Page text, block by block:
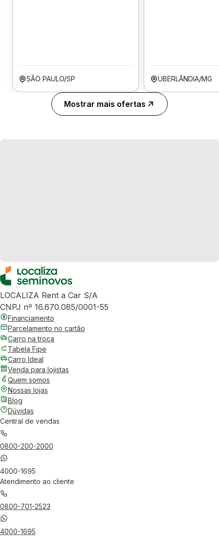
SÃO PAULO/SP UBERLÂNDIA/MG
Mostrar mais ofertas
LOCALIZA Rent a Car S/A
CNPJ nº 16.670.085/0001-55
Financiamento
Parcelamento no cartão
Carro na troca
Tabela Fipe
Carro Ideal
Venda para lojistas
Quem somos
Nossas lojas
Blog
Dúvidas
Central de vendas
0800-200-2000
4000-1695
Atendimento ao cliente
0800-701-2523
4000-1695